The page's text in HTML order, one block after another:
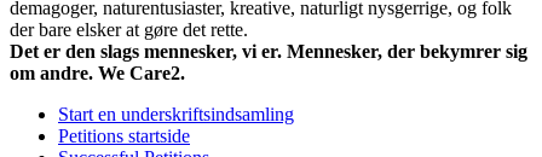
demagoger, naturentusiaster, kreative, naturligt nysgerrige, og folk
der bare elsker at gøre det rette.
Det er den slags mennesker, vi er. Mennesker, der bekymrer sig
om andre. We Care2.
Start en underskriftsindsamling
Petitions startside